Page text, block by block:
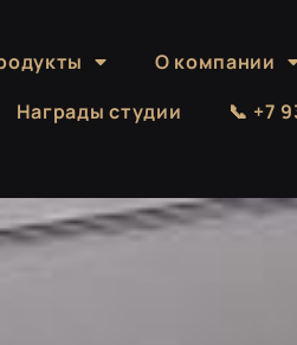
О компании
Награды студии
📞 +7